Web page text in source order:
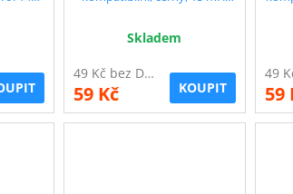
Skladem
49 Kč bez DPH
59 Kč KOUPIT 59